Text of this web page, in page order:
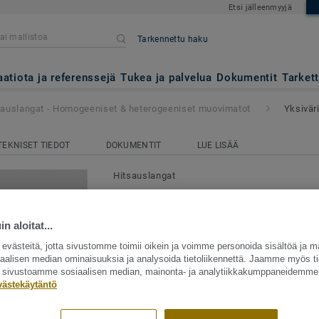
Etsi jälleenmyyjä
Tarkennettu haku
ja referenssejä Tukea ja palvelua Dokumentit
& heterogeeniset
- Homogeeniset & heterogeeniset muovimatot
TIEDOT DOKUMENTIT LUE LISÄÄ
Hitsauslangat
heterogeeniset
RED 0376
Hitsauslangoilla saadaan liitettyä kaksi
aloitat...
evästeitä, jotta sivustomme toimii oikein ja voimme personoida sisältöä ja
median ominaisuuksia ja analysoida tietoliikennettä. Jaamme myös
sosiaalisen median, mainonta- ja analytiikkakumppaneidemme